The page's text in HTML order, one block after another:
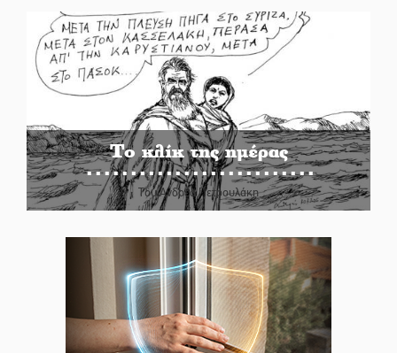
Το κλίκ της ημέρας
Του Ανδρέα Πετρουλάκη